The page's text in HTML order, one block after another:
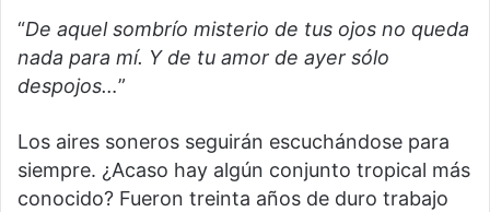
“De aquel sombrío misterio de tus ojos no queda
nada para mí. Y de tu amor de ayer sólo
despojos…”
Los aires soneros seguirán escuchándose para
siempre. ¿Acaso hay algún conjunto tropical más
conocido? Fueron treinta años de duro trabajo